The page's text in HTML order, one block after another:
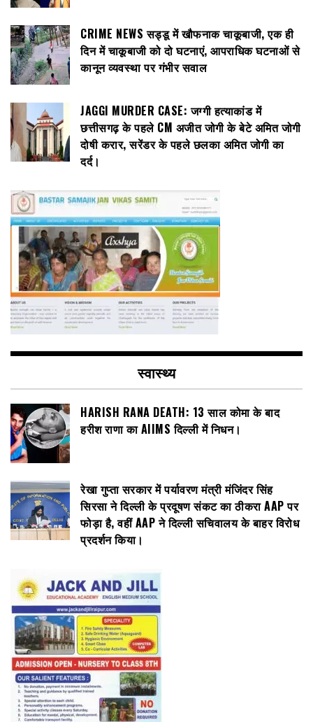
CRIME NEWS सड्डू में खौफनाक चाकूबाजी, एक ही
दिन में चाकूबाजी को दो घटनाएं, आपराधिक घटनाओं से
कानून व्यवस्था पर गंभीर सवाल
JAGGI MURDER CASE: जग्गी हत्याकांड में
छत्तीसगढ़ के पहले CM अजीत जोगी के बेटे अमित जोगी
दोषी करार, सरेंडर के पहले छलका अमित जोगी का
दर्द।
स्वास्थ्य
HARISH RANA DEATH: 13 साल कोमा के बाद
हरीश राणा का AIIMS दिल्ली में निधन।
रेखा गुप्ता सरकार में पर्यावरण मंत्री मंजिंदर सिंह
सिरसा ने दिल्ली के प्रदूषण संकट का ठीकरा AAP पर
फोड़ा है, वहीं AAP ने दिल्ली सचिवालय के बाहर विरोध
प्रदर्शन किया।